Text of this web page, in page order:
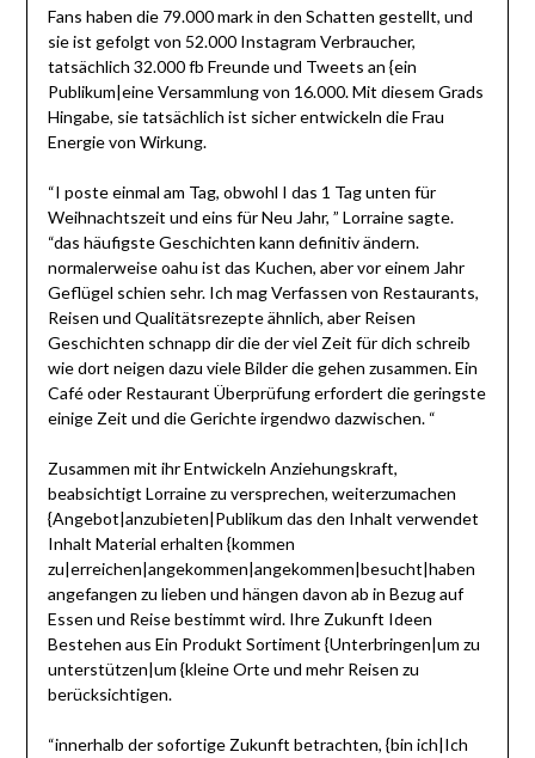
Fans haben die 79.000 mark in den Schatten gestellt, und
sie ist gefolgt von 52.000 Instagram Verbraucher,
tatsächlich 32.000 fb Freunde und Tweets an {ein
Publikum|eine Versammlung von 16.000. Mit diesem Grads
Hingabe, sie tatsächlich ist sicher entwickeln die Frau
Energie von Wirkung.
“I poste einmal am Tag, obwohl I das 1 Tag unten für
Weihnachtszeit und eins für Neu Jahr, ” Lorraine sagte.
“das häufigste Geschichten kann definitiv ändern.
normalerweise oahu ist das Kuchen, aber vor einem Jahr
Geflügel schien sehr. Ich mag Verfassen von Restaurants,
Reisen und Qualitätsrezepte ähnlich, aber Reisen
Geschichten schnapp dir die der viel Zeit für dich schreib
wie dort neigen dazu viele Bilder die gehen zusammen. Ein
Café oder Restaurant Überprüfung erfordert die geringste
einige Zeit und die Gerichte irgendwo dazwischen. “
Zusammen mit ihr Entwickeln Anziehungskraft,
beabsichtigt Lorraine zu versprechen, weiterzumachen
{Angebot|anzubieten|Publikum das den Inhalt verwendet
Inhalt Material erhalten {kommen
zu|erreichen|angekommen|angekommen|besucht|haben
angefangen zu lieben und hängen davon ab in Bezug auf
Essen und Reise bestimmt wird. Ihre Zukunft Ideen
Bestehen aus Ein Produkt Sortiment {Unterbringen|um zu
unterstützen|um {kleine Orte und mehr Reisen zu
berücksichtigen.
“innerhalb der sofortige Zukunft betrachten, {bin ich|Ich